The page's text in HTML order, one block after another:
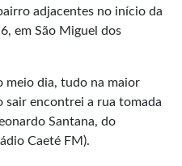
adjacentes no início da
em São Miguel dos
meio dia, tudo na maior
sair encontrei a rua tomada
Santana, do
Caeté FM).